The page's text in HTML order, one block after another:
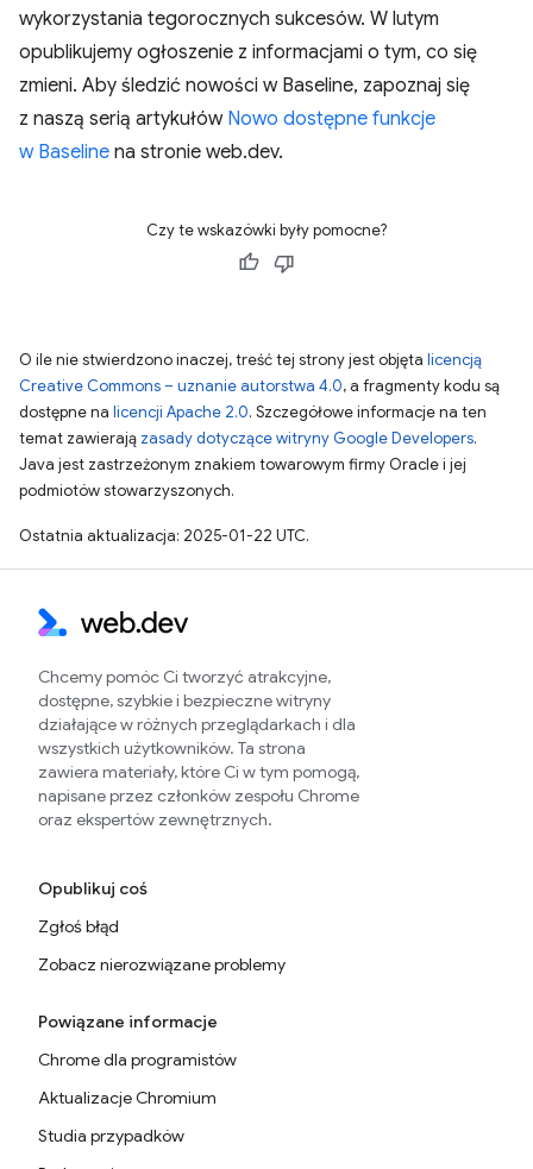
wykorzystania tegorocznych sukcesów. W lutym
opublikujemy ogłoszenie z informacjami o tym, co się
zmieni. Aby śledzić nowości w Baseline, zapoznaj się
z naszą serią artykułów Nowo dostępne funkcje
w Baseline na stronie web.dev.
Czy te wskazówki były pomocne?
O ile nie stwierdzono inaczej, treść tej strony jest objęta licencją
Creative Commons – uznanie autorstwa 4.0, a fragmenty kodu są
dostępne na licencji Apache 2.0. Szczegółowe informacje na ten
temat zawierają zasady dotyczące witryny Google Developers.
Java jest zastrzeżonym znakiem towarowym firmy Oracle i jej
podmiotów stowarzyszonych.
Ostatnia aktualizacja: 2025-01-22 UTC.
Chcemy pomóc Ci tworzyć atrakcyjne,
dostępne, szybkie i bezpieczne witryny
działające w różnych przeglądarkach i dla
wszystkich użytkowników. Ta strona
zawiera materiały, które Ci w tym pomogą,
napisane przez członków zespołu Chrome
oraz ekspertów zewnętrznych.
Opublikuj coś
Zgłoś błąd
Zobacz nierozwiązane problemy
Powiązane informacje
Chrome dla programistów
Aktualizacje Chromium
Studia przypadków